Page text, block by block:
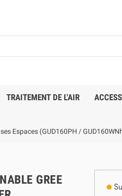
TRAITEMENT DE L'AIR
Espaces (GUD160PH /
GREE